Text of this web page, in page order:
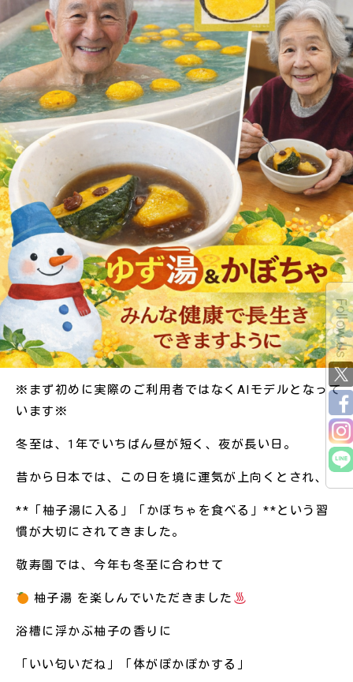
※まず初めに実際のご利用者ではなくAIモデルとなって
います※
冬至は、1年でいちばん昼が短く、夜が長い日。
昔から日本では、この日を境に運気が上向くとされ、
**「柚子湯に入る」「かぼちゃを食べる」**という習
慣が大切にされてきました。
敬寿園では、今年も冬至に合わせて
柚子湯 を楽しんでいただきました
浴槽に浮かぶ柚子の香りに
「いい匂いだね」「体がぽかぽかする」
Follow Us